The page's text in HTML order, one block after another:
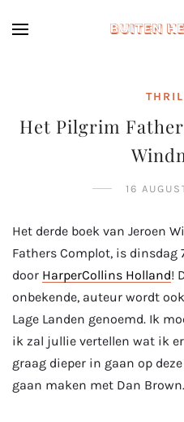
Het Pilgrim
16
Het derde boek van Jeroen
Fathers Complot, is
door HarperCollins Holland!
onbekende, auteur wordt
Lage Landen genoemd. Ik
ik zal jullie vertellen wat ik
graag dieper in gaan op
gaan maken met Dan